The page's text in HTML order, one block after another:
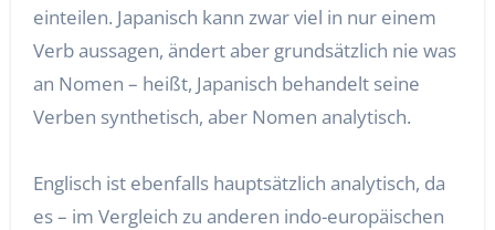
einteilen. Japanisch kann zwar viel in nur einem
Verb aussagen, ändert aber grundsätzlich nie was
an Nomen – heißt, Japanisch behandelt seine
Verben synthetisch, aber Nomen analytisch.
Englisch ist ebenfalls hauptsätzlich analytisch, da
es – im Vergleich zu anderen indo-europäischen